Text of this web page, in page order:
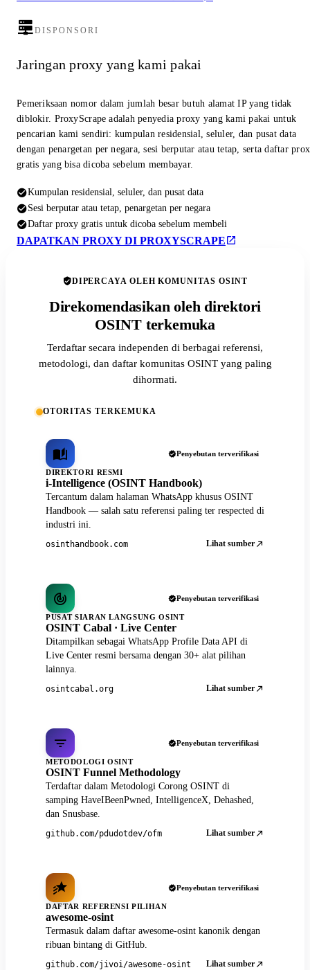
DISPONSORI
Jaringan proxy yang kami pakai
Pemeriksaan nomor dalam jumlah besar butuh alamat IP yang tidak
diblokir. ProxyScrape adalah penyedia proxy yang kami pakai untuk
pencarian kami sendiri: kumpulan residensial, seluler, dan pusat data
dengan penargetan per negara, sesi berputar atau tetap, serta daftar
gratis yang bisa dicoba sebelum membayar.
Kumpulan residensial, seluler, dan pusat data
Sesi berputar atau tetap, penargetan per negara
Daftar proxy gratis untuk dicoba sebelum membeli
DAPATKAN PROXY DI PROXYSCRAPE
DIPERCAYA OLEH KOMUNITAS OSINT
Direkomendasikan oleh direktori
OSINT terkemuka
Terdaftar secara independen di berbagai referensi,
metodologi, dan daftar komunitas OSINT yang paling
dihormati.
OTORITAS TERKEMUKA
Penyebutan terverifikasi
DIREKTORI RESMI
i-Intelligence (OSINT Handbook)
Tercantum dalam halaman WhatsApp khusus OSINT
Handbook — salah satu referensi paling ter respected di
industri ini.
osinthandbook.com Lihat sumber
Penyebutan terverifikasi
PUSAT SIARAN LANGSUNG OSINT
OSINT Cabal · Live Center
Ditampilkan sebagai WhatsApp Profile Data API di
Live Center resmi bersama dengan 30+ alat pilihan
lainnya.
osintcabal.org Lihat sumber
Penyebutan terverifikasi
METODOLOGI OSINT
OSINT Funnel Methodology
Terdaftar dalam Metodologi Corong OSINT di
samping HaveIBeenPwned, IntelligenceX, Dehashed,
dan Snusbase.
github.com/pdudotdev/ofm Lihat sumber
Penyebutan terverifikasi
DAFTAR REFERENSI PILIHAN
awesome-osint
Termasuk dalam daftar awesome-osint kanonik dengan
ribuan bintang di GitHub.
github.com/jivoi/awesome-osint Lihat sumber